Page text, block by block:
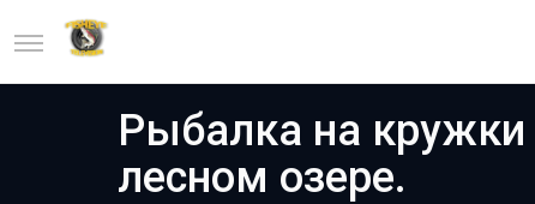
Рыбалка на
лесном озере.